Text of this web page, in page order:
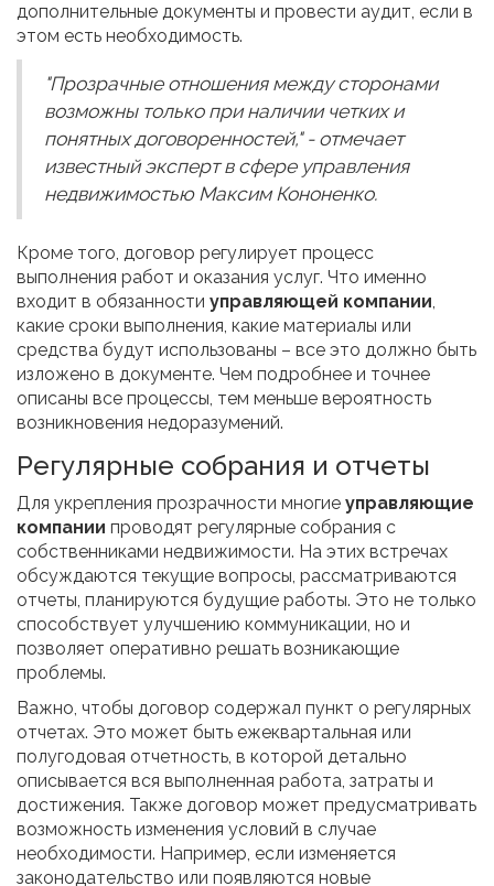
дополнительные документы и провести аудит, если в
этом есть необходимость.
"Прозрачные отношения между сторонами
возможны только при наличии четких и
понятных договоренностей," - отмечает
известный эксперт в сфере управления
недвижимостью Максим Кононенко.
Кроме того, договор регулирует процесс
выполнения работ и оказания услуг. Что именно
входит в обязанности управляющей компании,
какие сроки выполнения, какие материалы или
средства будут использованы – все это должно быть
изложено в документе. Чем подробнее и точнее
описаны все процессы, тем меньше вероятность
возникновения недоразумений.
Регулярные собрания и отчеты
Для укрепления прозрачности многие управляющие
компании проводят регулярные собрания с
собственниками недвижимости. На этих встречах
обсуждаются текущие вопросы, рассматриваются
отчеты, планируются будущие работы. Это не только
способствует улучшению коммуникации, но и
позволяет оперативно решать возникающие
проблемы.
Важно, чтобы договор содержал пункт о регулярных
отчетах. Это может быть ежеквартальная или
полугодовая отчетность, в которой детально
описывается вся выполненная работа, затраты и
достижения. Также договор может предусматривать
возможность изменения условий в случае
необходимости. Например, если изменяется
законодательство или появляются новые